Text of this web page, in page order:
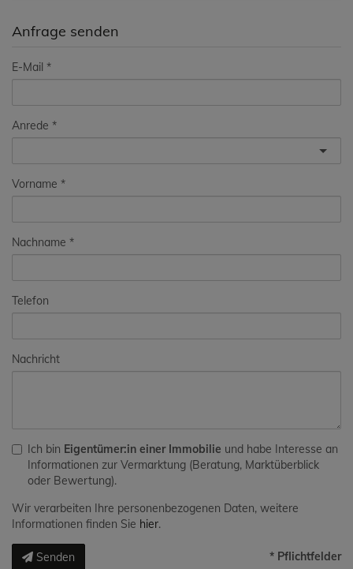
Anfrage senden
E-Mail
Anrede
Vorname
Nachname
Telefon
Nachricht
Ich bin Eigentümer:in einer Immobilie und habe Interesse an
Informationen zur Vermarktung (Beratung, Marktüberblick
oder Bewertung).
Wir verarbeiten Ihre personenbezogenen Daten, weitere
Informationen finden Sie hier.
Senden * Pflichtfelder